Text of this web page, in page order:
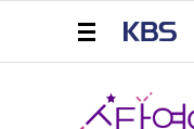
스타연예